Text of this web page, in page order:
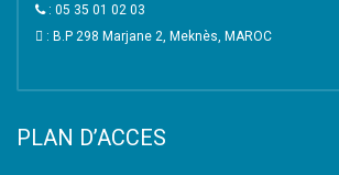
: 05 35 01 02 03
: B.P 298 Marjane 2, Meknès, MAROC
PLAN D’ACCES